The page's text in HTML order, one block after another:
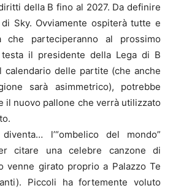
della B fino al 2027. Da definire
Sky. Ovviamente ospiterà tutte e
parteciperanno al prossimo
il presidente della Lega di B
calendario delle partite (che anche
sarà asimmetrico), potrebbe
il nuovo pallone che verrà utilizzato
l’“ombelico del mondo”
citare una celebre canzone di
venne girato proprio a Palazzo Te
Piccoli ha fortemente voluto